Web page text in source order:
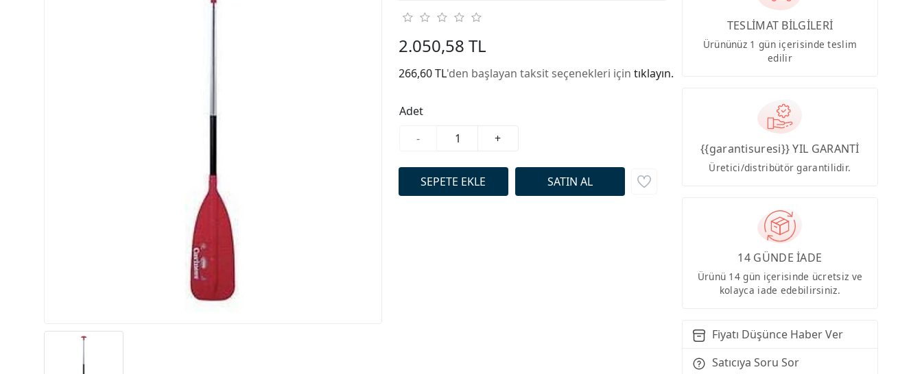
2.050,58 TL
266,60 TL'den başlayan taksit seçenekleri için tıklayın.
Adet
-
+
TESLİMAT BİLGİLERİ
Ürününüz 1 gün içerisinde teslim
edilir
{{garantisuresi}} YIL GARANTİ
Üretici/distribütör garantilidir.
14 GÜNDE İADE
Ürünü 14 gün içerisinde ücretsiz ve
kolayca iade edebilirsiniz.
Fiyatı Düşünce Haber Ver
Satıcıya Soru Sor